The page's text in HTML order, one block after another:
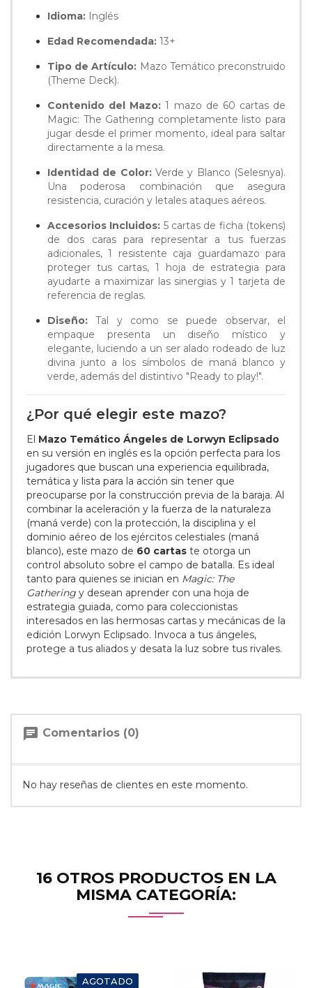
Idioma: Inglés
Edad Recomendada: 13+
Tipo de Artículo: Mazo Temático preconstruido
(Theme Deck).
Contenido del Mazo: 1 mazo de 60 cartas de
Magic: The Gathering completamente listo para
jugar desde el primer momento, ideal para saltar
directamente a la mesa.
Identidad de Color:Verde y Blanco (Selesnya).
Una poderosa combinación que asegura
resistencia, curación y letales ataques aéreos.
Accesorios Incluidos: 5 cartas de ficha (tokens)
de dos caras para representar a tus fuerzas
adicionales, 1 resistente caja guardamazo para
proteger tus cartas, 1 hoja de estrategia para
ayudarte a maximizar las sinergias y 1 tarjeta de
referencia de reglas.
Diseño: Tal y como se puede observar, el
empaque presenta un diseño místico y
elegante, luciendo a un ser alado rodeado de luz
divina junto a los símbolos de maná blanco y
verde, además del distintivo "Ready to play!".
¿Por qué elegir este mazo?
El Mazo Temático Ángeles de Lorwyn Eclipsado
en su versión en inglés es la opción perfecta para los
jugadores que buscan una experiencia equilibrada,
temática y lista para la acción sin tener que
preocuparse por la construcción previa de la baraja. Al
combinar la aceleración y la fuerza de la naturaleza
(maná verde) con la protección, la disciplina y el
dominio aéreo de los ejércitos celestiales (maná
blanco), este mazo de 60 cartas te otorga un
control absoluto sobre el campo de batalla. Es ideal
tanto para quienes se inician en Magic: The
Gathering y desean aprender con una hoja de
estrategia guiada, como para coleccionistas
interesados en las hermosas cartas y mecánicas de la
edición Lorwyn Eclipsado. Invoca a tus ángeles,
protege a tus aliados y desata la luz sobre tus rivales.
chat Comentarios (0)
No hay reseñas de clientes en este momento.
16 OTROS PRODUCTOS EN LA
MISMA CATEGORÍA:
AGOTADO